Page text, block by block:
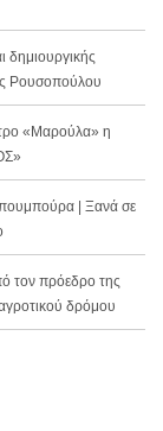
δημιουργικής
Ρουσοπούλου
«Μαρούλα» η
| Ξανά σε
τον πρόεδρο της
δρόμου